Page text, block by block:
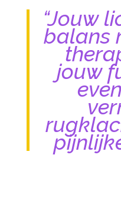
“Jouw
balans
jouw